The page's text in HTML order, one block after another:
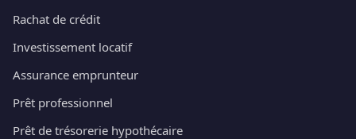
Rachat de crédit
Investissement locatif
Assurance emprunteur
Prêt professionnel
Prêt de trésorerie hypothécaire